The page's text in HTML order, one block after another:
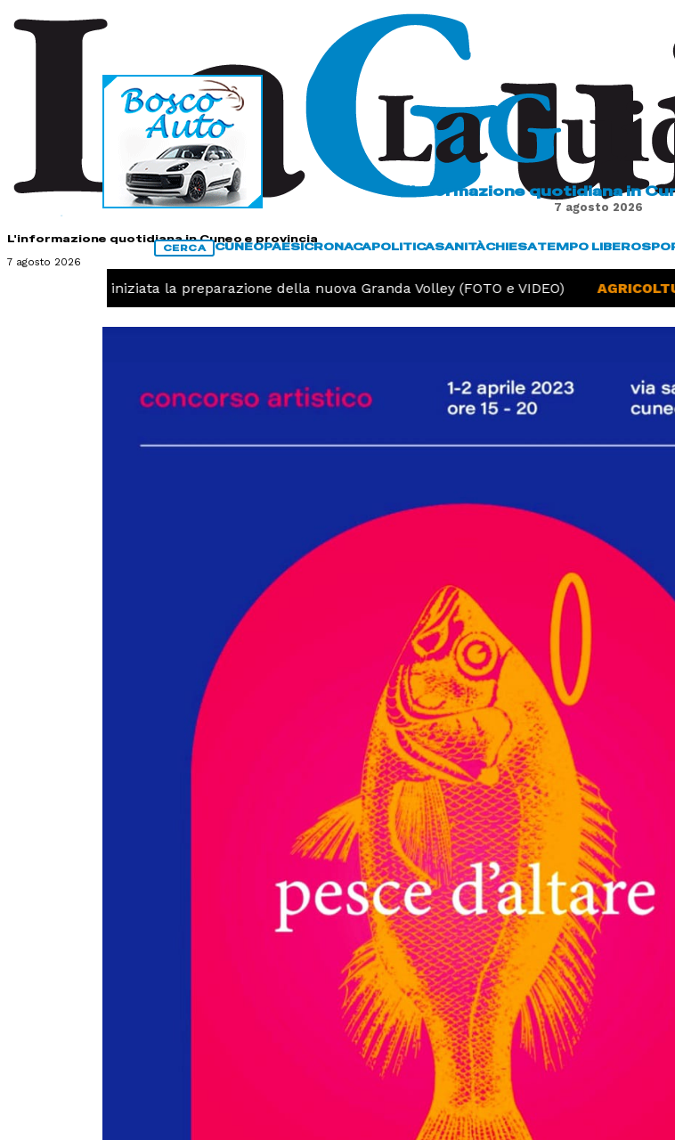
L'informazione quotidiana in Cuneo e provincia
7 agosto 2026
L'informazione quotidiana in
7 agosto 2026
CERCA CUNEOPAESICRONACAPOLITICASANITÀCHIESATEMPO LIBERO
Pallavolo, iniziata la preparazione della nuova Granda Volley (FOTO e VIDEO)